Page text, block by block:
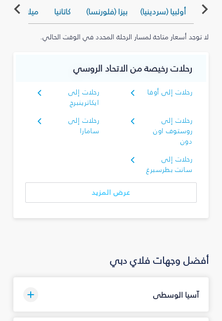
أولبيا (سردينيا) بيزا (فلورنسا) كاتانيا ميلان
لا توجد أسعار متاحة لمسار الرحلة المحدد في الوقت الحالي.
رحلات رخيصة من الاتحاد الروسي
رحلات إلى أوفا
رحلات إلى
ايكاترينبرج
رحلات إلى
روستوف اون
دون
رحلات إلى
سامارا
رحلات إلى
سانت بطرسبرغ
عرض المزيد
أفضل وجهات فلاي دبي
آسيا الوسطى